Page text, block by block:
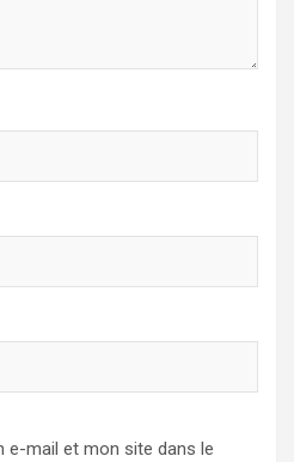
e-mail et mon site dans le